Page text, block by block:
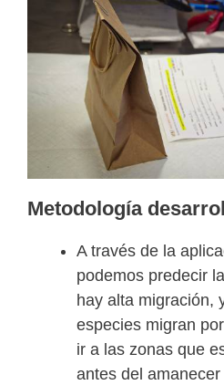
Metodología
A través de la
podemos predecir
hay alta migración,
especies migran
ir a las zonas que
antes del